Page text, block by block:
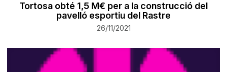
Tortosa obté 1,5 M€ per a la construcció del
pavelló esportiu del Rastre
26/11/2021